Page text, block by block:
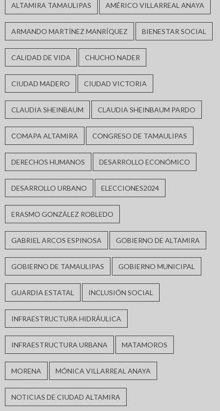
ALTAMIRA TAMAULIPAS AMÉRICO VILLARREAL ANAYA
ARMANDO MARTÍNEZ MANRÍQUEZ BIENESTAR SOCIAL
CALIDAD DE VIDA CHUCHO NADER
CIUDAD MADERO CIUDAD VICTORIA
CLAUDIA SHEINBAUM CLAUDIA SHEINBAUM PARDO
COMAPA ALTAMIRA CONGRESO DE TAMAULIPAS
DERECHOS HUMANOS DESARROLLO ECONÓMICO
DESARROLLO URBANO ELECCIONES2024
ERASMO GONZÁLEZ ROBLEDO
GABRIEL ARCOS ESPINOSA GOBIERNO DE ALTAMIRA
GOBIERNO DE TAMAULIPAS GOBIERNO MUNICIPAL
GUARDIA ESTATAL INCLUSIÓN SOCIAL
INFRAESTRUCTURA HIDRÁULICA
INFRAESTRUCTURA URBANA MATAMOROS
MORENA MÓNICA VILLARREAL ANAYA
NOTICIAS DE CIUDAD ALTAMIRA